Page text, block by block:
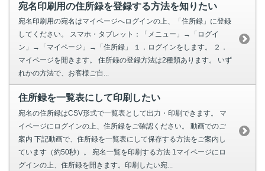
宛名印刷用の住所録を登録する方法を知りたい
宛名印刷用の宛名はマイページへログインの上、「住所録」に登録
してください。 スマホ・タブレット：「メニュー」→「ログイ
ン」→「マイページ」→「住所録」 １．ログインをします。 ２．
マイページを開きます。 住所録の登録方法は2種類あります。 いず
れかの方法で、お客様ご自...
住所録を一覧表にして印刷したい
宛名の住所録はCSV形式で一覧表として出力・印刷できます。 マ
イページにログインの上、住所録をご確認ください。 動画でのご
案内 下記動画で、住所録を一覧表にして保存する方法をご案内し
ています（約50秒）。 宛名一覧を印刷する方法 1マイページにロ
グインの上、住所録を開きます。印刷したい宛...